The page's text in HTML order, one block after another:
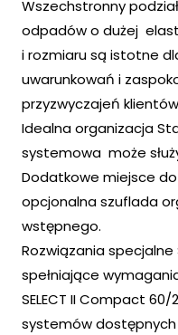
Wszechstronny
odpadów o dużej
i rozmiaru są istotne
uwarunkowań i
przyzwyczajeń
Idealna organizacja
systemowa może
Dodatkowe miejsce
opcjonalna szuflada
wstępnego.
Rozwiązania
spełniające
SELECT II Compact
systemów